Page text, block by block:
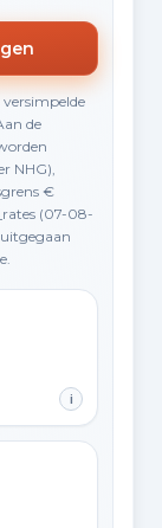
de
NHG),
€
(07-08-
i